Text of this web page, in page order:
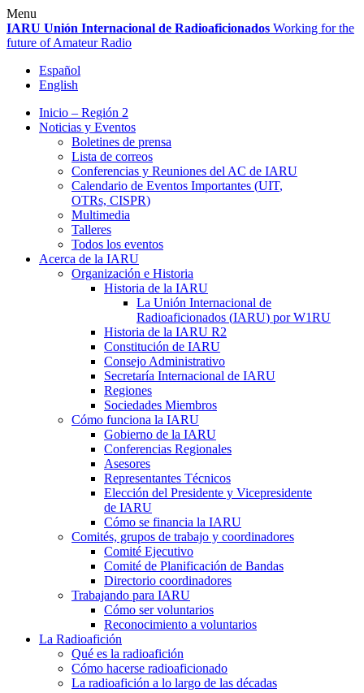
Skip
to
content
Menu
IARU Unión Internacional de Radioaficionados Working for the
future of Amateur Radio
Español
English
Inicio – Región 2
Noticias y Eventos
Boletines de prensa
Lista de correos
Conferencias y Reuniones del AC de IARU
Calendario de Eventos Importantes (UIT,
OTRs, CISPR)
Multimedia
Talleres
Todos los eventos
Acerca de la IARU
Organización e Historia
Historia de la IARU
La Unión Internacional de
Radioaficionados (IARU) porW1RU
Historia de la IARU R2
Constitución de IARU
Consejo Administrativo
Secretaría Internacional de IARU
Regiones
Sociedades Miembros
Cómo funciona la IARU
Gobierno de la IARU
Conferencias Regionales
Asesores
Representantes Técnicos
Elección del Presidente y Vicepresidente
de IARU
Cómo se financia la IARU
Comités, grupos de trabajo y coordinadores
Comité Ejecutivo
Comité de Planificación de Bandas
Directorio coordinadores
Trabajando para IARU
Cómo ser voluntarios
Reconocimiento a voluntarios
La Radioafición
Qué es la radioafición
Cómo hacerse radioaficionado
La radioafición a lo largo de las décadas